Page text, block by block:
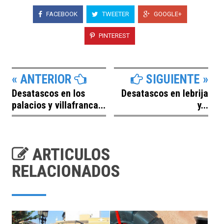
FACEBOOK TWEETER GOOGLE+
PINTEREST
« ANTERIOR
Desatascos en los
palacios y villafranca...
SIGUIENTE »
Desatascos en lebrija
y...
ARTICULOS
RELACIONADOS